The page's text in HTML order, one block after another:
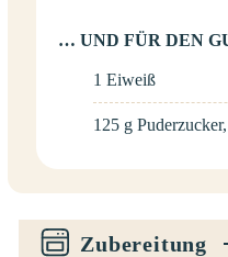
… UND FÜR DEN
1 Eiweiß
125 g Puderzucker,
Zubereitung